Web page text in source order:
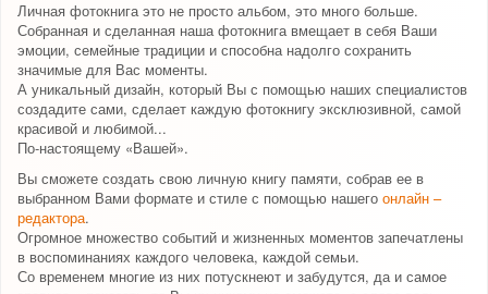
Личная фотокнига это не просто альбом, это много больше.
Собранная и сделанная наша фотокнига вмещает в себя Ваши
эмоции, семейные традиции и способна надолго сохранить
значимые для Вас моменты.
А уникальный дизайн, который Вы с помощью наших специалистов
создадите сами, сделает каждую фотокнигу эксклюзивной, самой
красивой и любимой...
По-настоящему «Вашей».
Вы сможете создать свою личную книгу памяти, собрав ее в
выбранном Вами формате и стиле с помощью нашего онлайн –
редактора.
Огромное множество событий и жизненных моментов запечатлены
в воспоминаниях каждого человека, каждой семьи.
Со временем многие из них потускнеют и забудутся, да и самое